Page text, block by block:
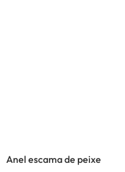
12,00€7,20 €
Anel escama de peixe